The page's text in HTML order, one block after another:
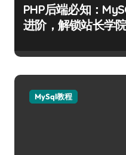
PHP后端必知：
进阶，解锁站长学
MySql教程